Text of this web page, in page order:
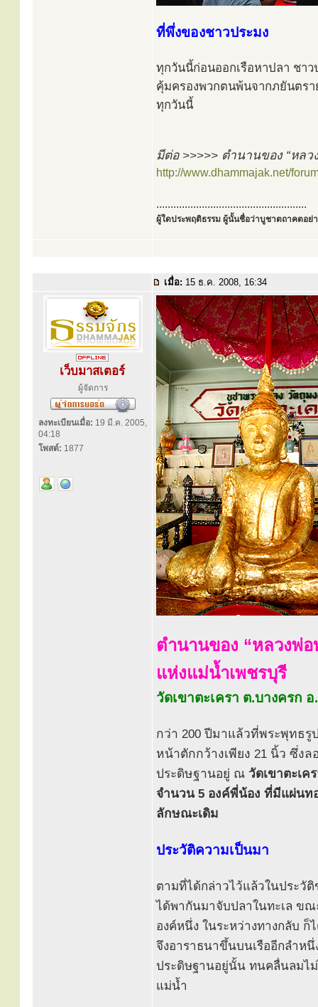
ที่พึ่งของชาวประมง
ทุกวันนี้ก่อนออกเรือหาปลา ชา
คุ้มครองพวกตนพ้นจากภยันตร
ทุกวันนี้
มีต่อ >>>>> ตำนานของ “หลว
http://www.dhammajak.net/
.....................................................
ผู้ใดประพฤติธรรม ผู้นั้นชื่อว่าบูชาตถาคตอย่า
เมื่อ: 15 ธ.ค. 2008, 16:34
เว็บมาสเตอร์
ผู้จัดการ
ลงทะเบียนเมื่อ: 19 มี.ค. 2005,
04:18
โพสต์: 1877
ตำนานของ “หลวงพ่อ
แห่งแม่น้ำเพชรบุรี
วัดเขาตะเครา ต.บางครก
กว่า 200 ปีมาแล้วที่พระพุทธรู
หน้าตักกว้างเพียง 21 นิ้ว ซึ่ง
ประดิษฐานอยู่ ณ วัดเขาตะเค
จำนวน 5 องค์พี่น้อง ที่มีแผ่น
ลักษณะเดิม
ประวัติความเป็นมา
ตามที่ได้กล่าวไว้แล้วในประวั
ได้พากันมาจับปลาในทะเล ข
องค์หนึ่ง ในระหว่างทางกลับ
จึงอาราธนาขึ้นบนเรืออีกลำห
ประดิษฐานอยู่นั้น ทนคลื่นลมไม่
แม่น้ำ